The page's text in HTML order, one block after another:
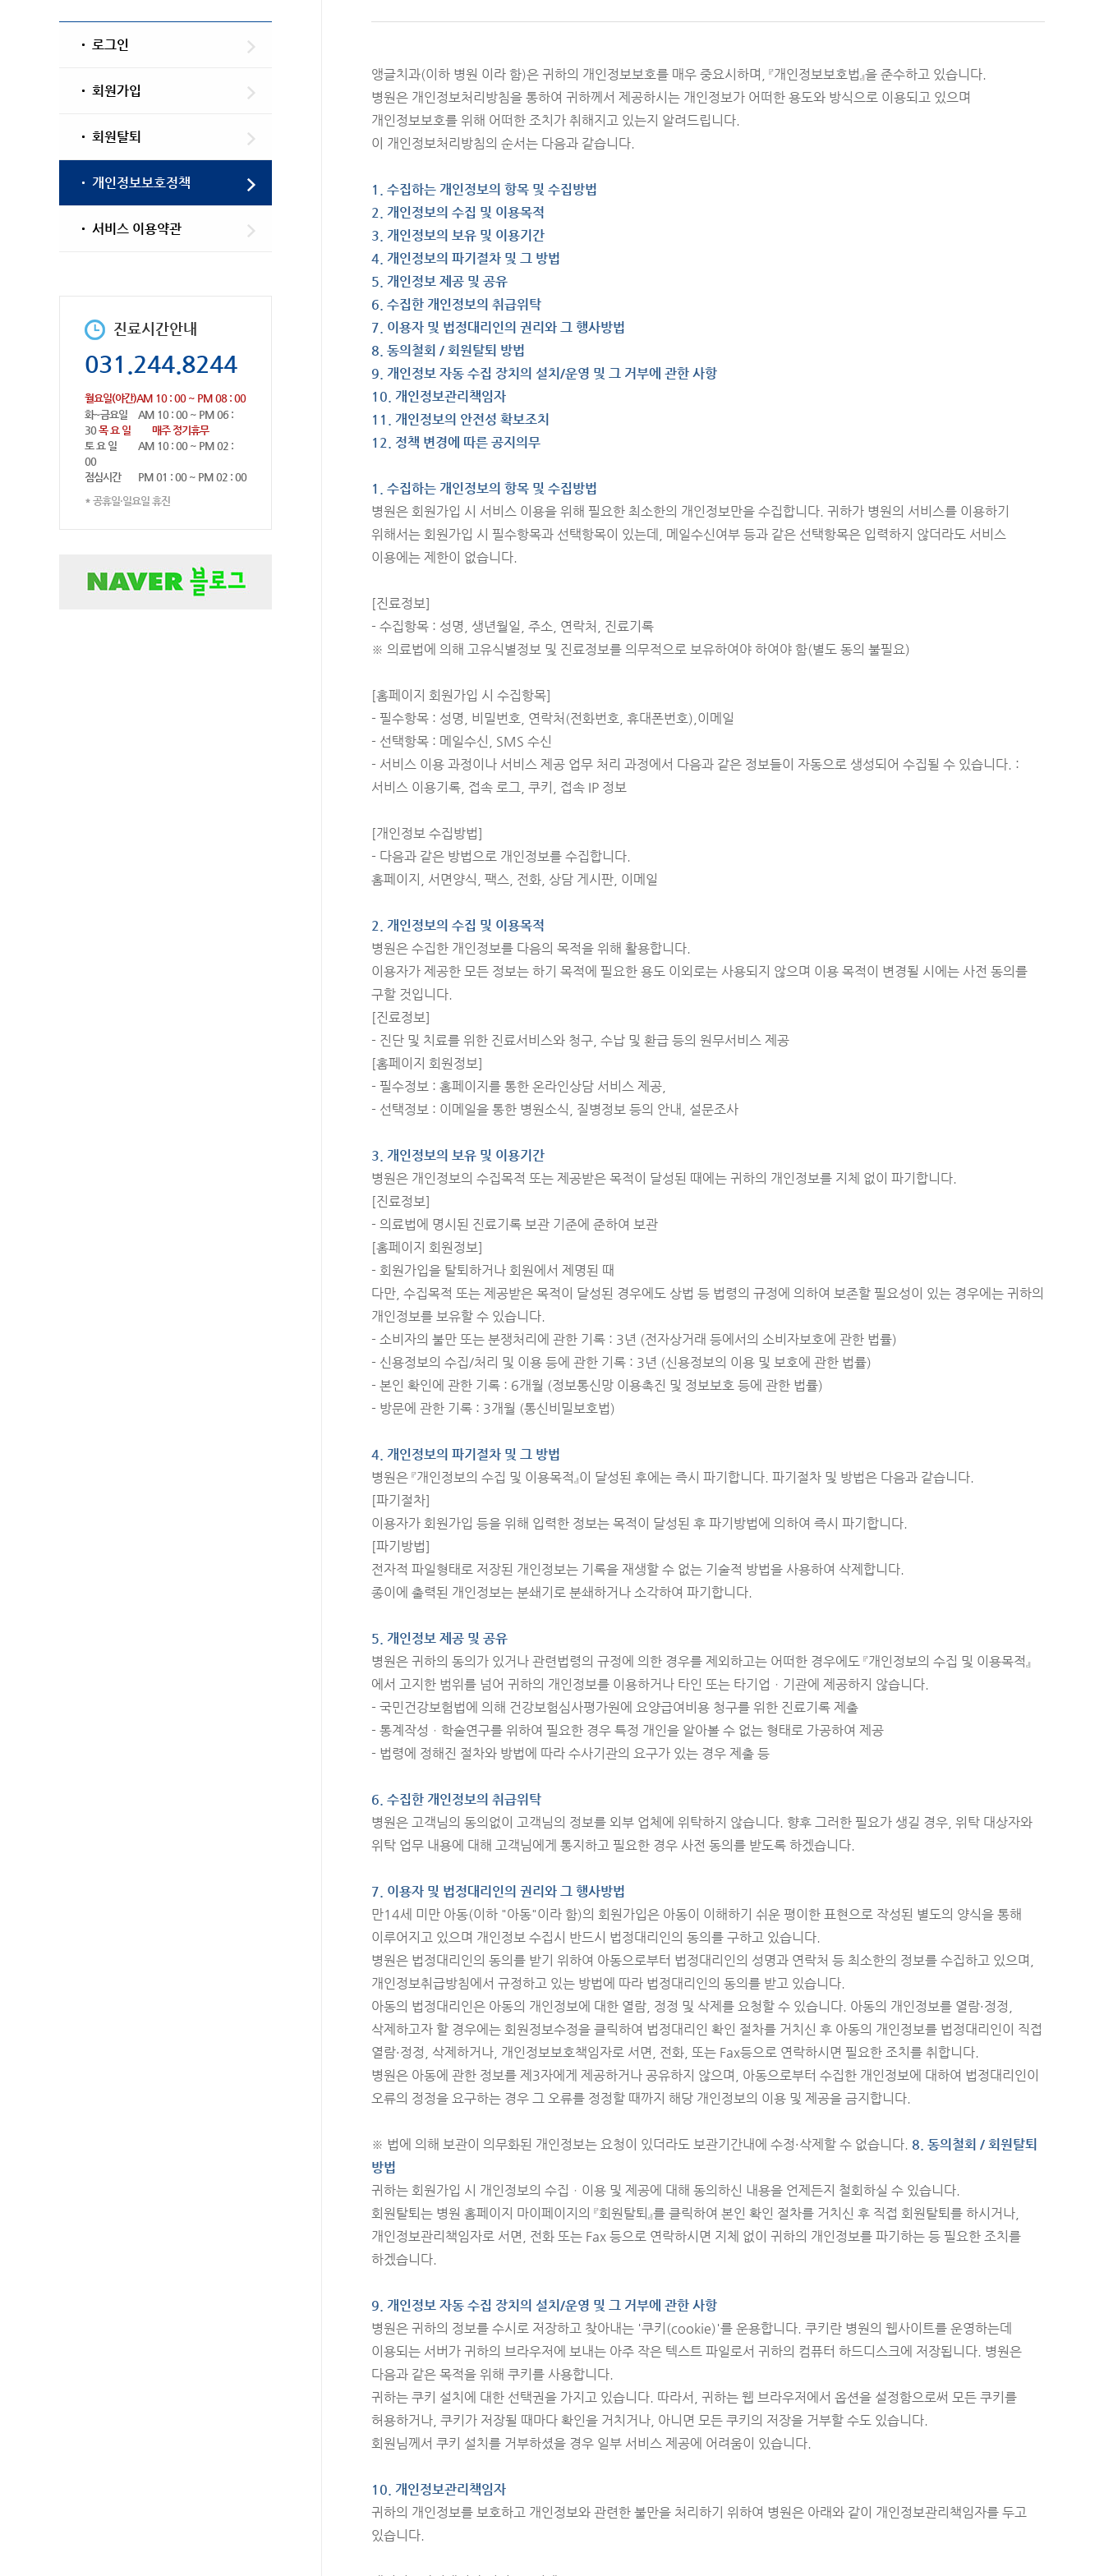
로그인
회원가입
회원탈퇴
개인정보보호정책
서비스 이용약관
진료시간안내
031.244.8244
월요일(야간)AM 10 : 00 ~ PM 08 : 00
화~금요일
AM 10 : 00 ~ PM 06 :
30목 요 일
매주 정기휴무
토 요 일
AM 10 : 00 ~ PM 02 :
00
점심시간
PM 01 : 00 ~ PM 02 : 00
* 공휴일·일요일 휴진
앵글치과(이하 병원 이라 함)은 귀하의 개인정보보호를 매우 중요시하며, 『개인정보보호법』을 준수하고 있습니다.
병원은 개인정보처리방침을 통하여 귀하께서 제공하시는 개인정보가 어떠한 용도와 방식으로 이용되고 있으며
개인정보보호를 위해 어떠한 조치가 취해지고 있는지 알려드립니다.
이 개인정보처리방침의 순서는 다음과 같습니다.
1. 수집하는 개인정보의 항목 및 수집방법
2. 개인정보의 수집 및 이용목적
3. 개인정보의 보유 및 이용기간
4. 개인정보의 파기절차 및 그 방법
5. 개인정보 제공 및 공유
6. 수집한 개인정보의 취급위탁
7. 이용자 및 법정대리인의 권리와 그 행사방법
8. 동의철회 / 회원탈퇴 방법
9. 개인정보 자동 수집 장치의 설치/운영 및 그 거부에 관한 사항
10. 개인정보관리책임자
11. 개인정보의 안전성 확보조치
12. 정책 변경에 따른 공지의무
1. 수집하는 개인정보의 항목 및 수집방법
병원은 회원가입 시 서비스 이용을 위해 필요한 최소한의 개인정보만을 수집합니다. 귀하가 병원의 서비스를 이용하기
위해서는 회원가입 시 필수항목과 선택항목이 있는데, 메일수신여부 등과 같은 선택항목은 입력하지 않더라도 서비스
이용에는 제한이 없습니다.
[진료정보]
- 수집항목 : 성명, 생년월일, 주소, 연락처, 진료기록
※ 의료법에 의해 고유식별정보 및 진료정보를 의무적으로 보유하여야 하여야 함(별도 동의 불필요)
[홈페이지 회원가입 시 수집항목]
- 필수항목 : 성명, 비밀번호, 연락처(전화번호, 휴대폰번호),이메일
- 선택항목 : 메일수신, SMS 수신
- 서비스 이용 과정이나 서비스 제공 업무 처리 과정에서 다음과 같은 정보들이 자동으로 생성되어 수집될 수 있습니다. :
서비스 이용기록, 접속 로그, 쿠키, 접속 IP 정보
[개인정보 수집방법]
- 다음과 같은 방법으로 개인정보를 수집합니다.
홈페이지, 서면양식, 팩스, 전화, 상담 게시판, 이메일
2. 개인정보의 수집 및 이용목적
병원은 수집한 개인정보를 다음의 목적을 위해 활용합니다.
이용자가 제공한 모든 정보는 하기 목적에 필요한 용도 이외로는 사용되지 않으며 이용 목적이 변경될 시에는 사전 동의를
구할 것입니다.
[진료정보]
- 진단 및 치료를 위한 진료서비스와 청구, 수납 및 환급 등의 원무서비스 제공
[홈페이지 회원정보]
- 필수정보 : 홈페이지를 통한 온라인상담 서비스 제공,
- 선택정보 : 이메일을 통한 병원소식, 질병정보 등의 안내, 설문조사
3. 개인정보의 보유 및 이용기간
병원은 개인정보의 수집목적 또는 제공받은 목적이 달성된 때에는 귀하의 개인정보를 지체 없이 파기합니다.
[진료정보]
- 의료법에 명시된 진료기록 보관 기준에 준하여 보관
[홈페이지 회원정보]
- 회원가입을 탈퇴하거나 회원에서 제명된 때
다만, 수집목적 또는 제공받은 목적이 달성된 경우에도 상법 등 법령의 규정에 의하여 보존할 필요성이 있는 경우에는 귀하의
개인정보를 보유할 수 있습니다.
- 소비자의 불만 또는 분쟁처리에 관한 기록 : 3년 (전자상거래 등에서의 소비자보호에 관한 법률)
- 신용정보의 수집/처리 및 이용 등에 관한 기록 : 3년 (신용정보의 이용 및 보호에 관한 법률)
- 본인 확인에 관한 기록 : 6개월 (정보통신망 이용촉진 및 정보보호 등에 관한 법률)
- 방문에 관한 기록 : 3개월 (통신비밀보호법)
4. 개인정보의 파기절차 및 그 방법
병원은 『개인정보의 수집 및 이용목적』이 달성된 후에는 즉시 파기합니다. 파기절차 및 방법은 다음과 같습니다.
[파기절차]
이용자가 회원가입 등을 위해 입력한 정보는 목적이 달성된 후 파기방법에 의하여 즉시 파기합니다.
[파기방법]
전자적 파일형태로 저장된 개인정보는 기록을 재생할 수 없는 기술적 방법을 사용하여 삭제합니다.
종이에 출력된 개인정보는 분쇄기로 분쇄하거나 소각하여 파기합니다.
5. 개인정보 제공 및 공유
병원은 귀하의 동의가 있거나 관련법령의 규정에 의한 경우를 제외하고는 어떠한 경우에도 『개인정보의 수집 및 이용목적』
에서 고지한 범위를 넘어 귀하의 개인정보를 이용하거나 타인 또는 타기업ㆍ기관에 제공하지 않습니다.
- 국민건강보험법에 의해 건강보험심사평가원에 요양급여비용 청구를 위한 진료기록 제출
- 통계작성ㆍ학술연구를 위하여 필요한 경우 특정 개인을 알아볼 수 없는 형태로 가공하여 제공
- 법령에 정해진 절차와 방법에 따라 수사기관의 요구가 있는 경우 제출 등
6. 수집한 개인정보의 취급위탁
병원은 고객님의 동의없이 고객님의 정보를 외부 업체에 위탁하지 않습니다. 향후 그러한 필요가 생길 경우, 위탁 대상자와
위탁 업무 내용에 대해 고객님에게 통지하고 필요한 경우 사전 동의를 받도록 하겠습니다.
7. 이용자 및 법정대리인의 권리와 그 행사방법
만14세 미만 아동(이하 "아동"이라 함)의 회원가입은 아동이 이해하기 쉬운 평이한 표현으로 작성된 별도의 양식을 통해
이루어지고 있으며 개인정보 수집시 반드시 법정대리인의 동의를 구하고 있습니다.
병원은 법정대리인의 동의를 받기 위하여 아동으로부터 법정대리인의 성명과 연락처 등 최소한의 정보를 수집하고 있으며,
개인정보취급방침에서 규정하고 있는 방법에 따라 법정대리인의 동의를 받고 있습니다.
아동의 법정대리인은 아동의 개인정보에 대한 열람, 정정 및 삭제를 요청할 수 있습니다. 아동의 개인정보를 열람·정정,
삭제하고자 할 경우에는 회원정보수정을 클릭하여 법정대리인 확인 절차를 거치신 후 아동의 개인정보를 법정대리인이 직접
열람·정정, 삭제하거나, 개인정보보호책임자로 서면, 전화, 또는 Fax등으로 연락하시면 필요한 조치를 취합니다.
병원은 아동에 관한 정보를 제3자에게 제공하거나 공유하지 않으며, 아동으로부터 수집한 개인정보에 대하여 법정대리인이
오류의 정정을 요구하는 경우 그 오류를 정정할 때까지 해당 개인정보의 이용 및 제공을 금지합니다.
※ 법에 의해 보관이 의무화된 개인정보는 요청이 있더라도 보관기간내에 수정·삭제할 수 없습니다. 8. 동의철회 / 회원탈퇴
방법
귀하는 회원가입 시 개인정보의 수집ㆍ이용 및 제공에 대해 동의하신 내용을 언제든지 철회하실 수 있습니다.
회원탈퇴는 병원 홈페이지 마이페이지의 『회원탈퇴』를 클릭하여 본인 확인 절차를 거치신 후 직접 회원탈퇴를 하시거나,
개인정보관리책임자로 서면, 전화 또는 Fax 등으로 연락하시면 지체 없이 귀하의 개인정보를 파기하는 등 필요한 조치를
하겠습니다.
9. 개인정보 자동 수집 장치의 설치/운영 및 그 거부에 관한 사항
병원은 귀하의 정보를 수시로 저장하고 찾아내는 '쿠키(cookie)'를 운용합니다. 쿠키란 병원의 웹사이트를 운영하는데
이용되는 서버가 귀하의 브라우저에 보내는 아주 작은 텍스트 파일로서 귀하의 컴퓨터 하드디스크에 저장됩니다. 병원은
다음과 같은 목적을 위해 쿠키를 사용합니다.
귀하는 쿠키 설치에 대한 선택권을 가지고 있습니다. 따라서, 귀하는 웹 브라우저에서 옵션을 설정함으로써 모든 쿠키를
허용하거나, 쿠키가 저장될 때마다 확인을 거치거나, 아니면 모든 쿠키의 저장을 거부할 수도 있습니다.
회원님께서 쿠키 설치를 거부하셨을 경우 일부 서비스 제공에 어려움이 있습니다.
10. 개인정보관리책임자
귀하의 개인정보를 보호하고 개인정보와 관련한 불만을 처리하기 위하여 병원은 아래와 같이 개인정보관리책임자를 두고
있습니다.